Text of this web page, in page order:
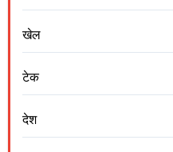
खेल
टेक
देश